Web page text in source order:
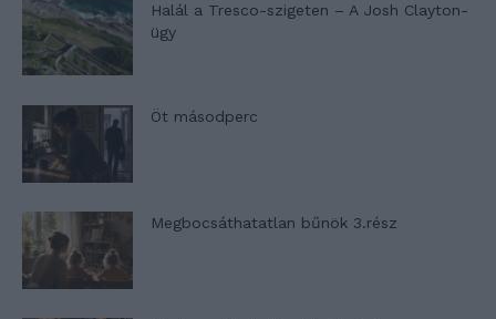
Halál a Tresco-szigeten – A Josh Clayton-
ügy
Öt másodperc
Megbocsáthatatlan bűnök 3.rész